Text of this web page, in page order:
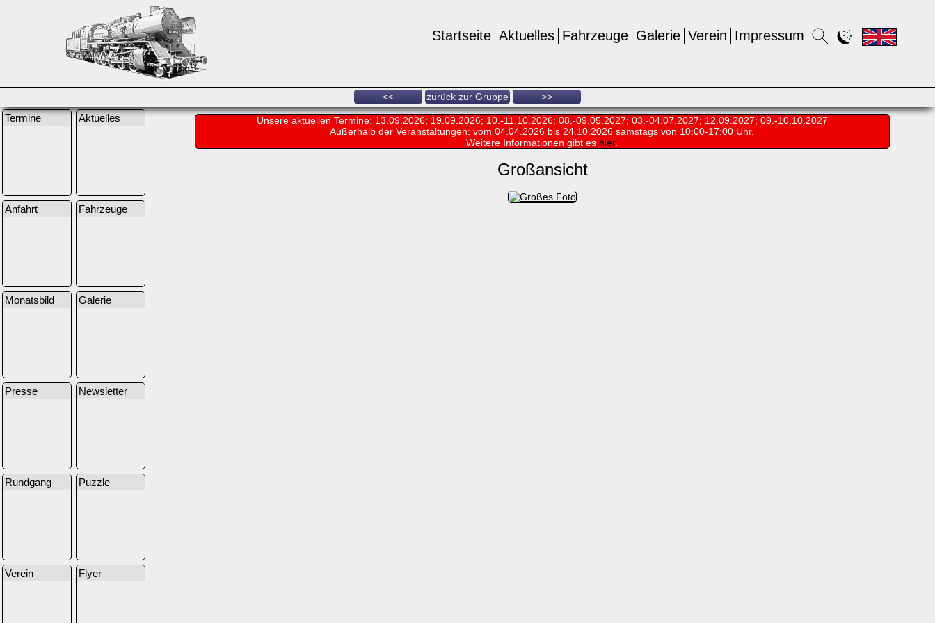
Impressum
Verein
Galerie
Fahrzeuge
Aktuelles
Startseite
<< zurück zur Gruppe >>
Termine Aktuelles
Anfahrt Fahrzeuge
Monatsbild Galerie
Presse Newsletter
Rundgang Puzzle
Verein Flyer
Unsere aktuellen Termine: 13.09.2026; 19.09.2026; 10.-11.10.2026; 08.-09.05.2027; 03.-04.07.2027; 12.09.2027; 09.-10.10.2027
Außerhalb der Veranstaltungen:vom 04.04.2026 bis 24.10.2026 samstags von 10:00-17:00 Uhr.
Weitere Informationen gibt es hier.
Großansicht